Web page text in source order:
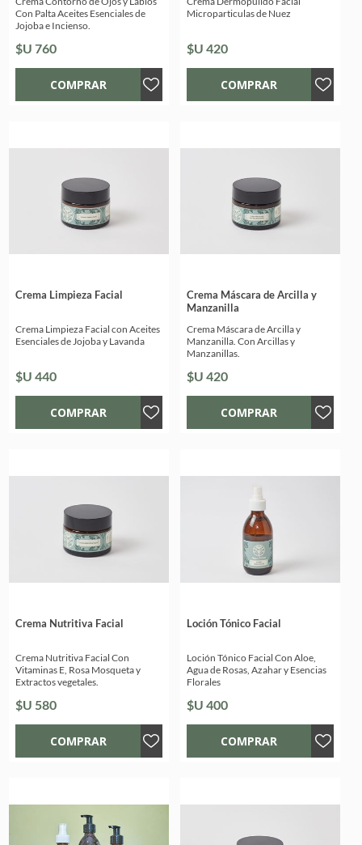
Con Palta Aceites Esenciales de
Jojoba e Incienso.
$U 760
Microparticulas de Nuez
$U 420
Crema Limpieza Facial
Crema Limpieza Facial con Aceites
Esenciales de Jojoba y Lavanda
$U 440
Crema Máscara de Arcilla y
Manzanilla
Crema Máscara de Arcilla y
Manzanilla. Con Arcillas y
Manzanillas.
$U 420
Crema Nutritiva Facial
Crema Nutritiva Facial Con
Vitaminas E, Rosa Mosqueta y
Extractos vegetales.
$U 580
Loción Tónico Facial
Loción Tónico Facial Con Aloe,
Agua de Rosas, Azahar y Esencias
Florales
$U 400